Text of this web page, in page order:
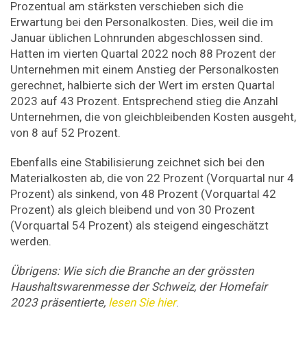
Prozentual am stärksten verschieben sich die
Erwartung bei den Personalkosten. Dies, weil die im
Januar üblichen Lohnrunden abgeschlossen sind.
Hatten im vierten Quartal 2022 noch 88 Prozent der
Unternehmen mit einem Anstieg der Personalkosten
gerechnet, halbierte sich der Wert im ersten Quartal
2023 auf 43 Prozent. Entsprechend stieg die Anzahl
Unternehmen, die von gleichbleibenden Kosten ausgeht,
von 8 auf 52 Prozent.
Ebenfalls eine Stabilisierung zeichnet sich bei den
Materialkosten ab, die von 22 Prozent (Vorquartal nur 4
Prozent) als sinkend, von 48 Prozent (Vorquartal 42
Prozent) als gleich bleibend und von 30 Prozent
(Vorquartal 54 Prozent) als steigend eingeschätzt
werden.
Übrigens: Wie sich die Branche an der grössten
Haushaltswarenmesse der Schweiz, der Homefair
2023 präsentierte, lesen Sie hier.